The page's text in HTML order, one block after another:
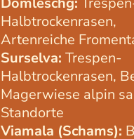
Halbtrockenrasen,
Artenreiche
Surselva: Trespen-
Halbtrockenrasen,
Magerwiese alpin
Standorte
Viamala (Schams):